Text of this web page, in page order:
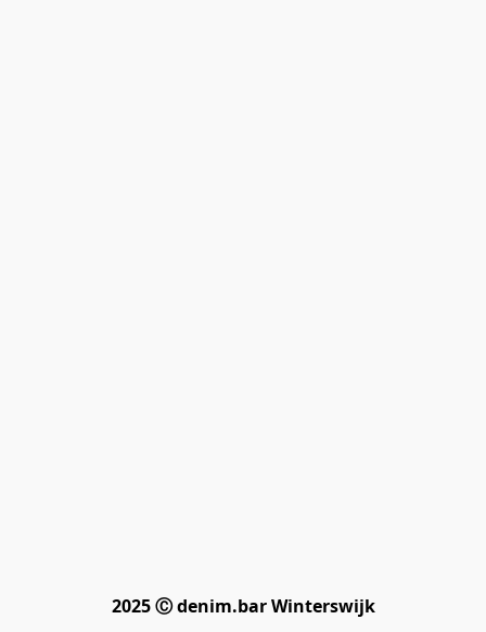
2025 Ⓒ denim.bar Winterswijk